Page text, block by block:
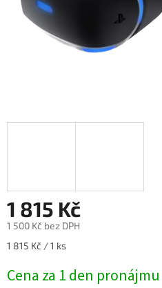
1 815 Kč
1 500 Kč bez DPH
Měrná
1 815 Kč / 1 ks
Cena za 1 den pronájmu